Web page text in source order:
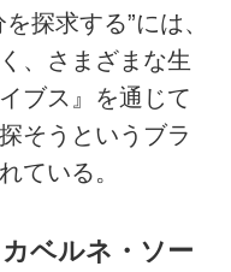
探求する”には、
、さまざまな生
ブス』を通じて
そうというブラ
ている。
ベルネ・ソー